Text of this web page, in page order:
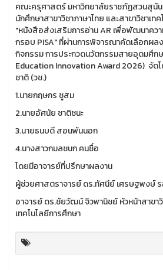
คณะครุศาสตร์ มหาวิทยาลัยราชภัฏสวนสุนั
นักศึกษาสาขาวิชาภาษาไทย และสาขาวิชาเ
"หนังสือส่งเสริมการอ่าน AR เพื่อพัฒนาคว
กรอบ PISA" ที่ผ่านการพิจารณาคัดเลือกผล
กิจกรรม การประกวดนวัตกรรมสายอุดมศึก
Education Innovation Award 2026) จัด
ชาติ (วช.)
1.นายกฤษกร ชูสม
2.นายอัศนัย ชาติชนะ
3.นายธนบดี สอนพันนอก
4.นางสาวกมลชนก คนซื่อ
โดยมีอาจารย์ที่ปรึกษาผลงาน
ผู้ช่วยศาสตราจารย์ ดร.ทัศนีย์ เศรษฐพงษ์
อาจารย์ ดร.ชัยวัฒน์ จิวพานิชย์ หัวหน้าสาขา
เทคโนโลยีการศึกษา